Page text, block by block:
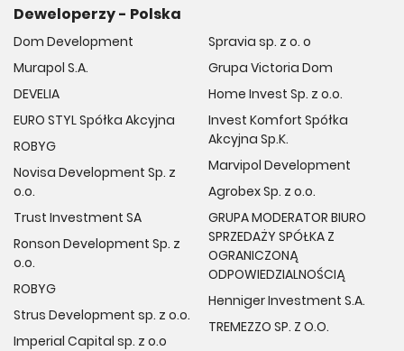
Deweloperzy - Polska
Dom Development
Murapol S.A.
DEVELIA
EURO STYL Spółka Akcyjna
ROBYG
Novisa Development Sp. z
o.o.
Trust Investment SA
Ronson Development Sp. z
o.o.
ROBYG
Strus Development sp. z o.o.
Imperial Capital sp. z o.o
Spravia sp. z o. o
Grupa Victoria Dom
Home Invest Sp. z o.o.
Invest Komfort Spółka
Akcyjna Sp.K.
Marvipol Development
Agrobex Sp. z o.o.
GRUPA MODERATOR BIURO
SPRZEDAŻY SPÓŁKA Z
OGRANICZONĄ
ODPOWIEDZIALNOŚCIĄ
Henniger Investment S.A.
TREMEZZO SP. Z O.O.